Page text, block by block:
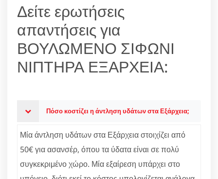
Δείτε ερωτήσεις
απαντήσεις για
ΒΟΥΛΩΜΕΝΟ ΣΙΦΩΝΙ
ΝΙΠΤΗΡΑ ΕΞΑΡΧΕΙΑ:
Πόσο κοστίζει η άντληση υδάτων στα Εξάρχεια;
Μία άντληση υδάτων στα Εξάρχεια στοιχίζει από
50€ για ασανσέρ, όπου τα ύδατα είναι σε πολύ
συγκεκριμένο χώρο. Μία εξαίρεση υπάρχει στο